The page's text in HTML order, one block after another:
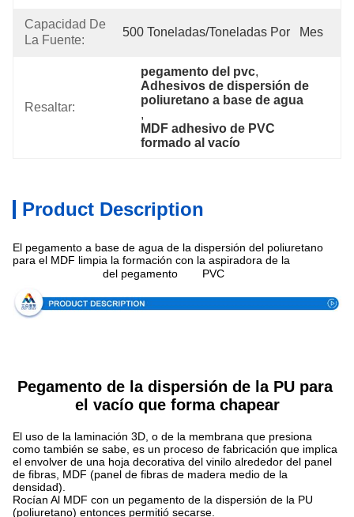
Capacidad De
La Fuente:
500 Toneladas/toneladas Por   Mes
Resaltar:
pegamento del pvc,
Adhesivos de dispersión de
poliuretano a base de agua
,
MDF adhesivo de PVC
formado al vacío
Product Description
El pegamento a base de agua de la dispersión del poliuretano
para el MDF limpia la formación con la aspiradora de la
del pegamento PVC
Pegamento de la dispersión de la PU para
el vacío que forma chapear
El uso de la laminación 3D, o de la membrana que presiona
como también se sabe, es un proceso de fabricación que implica
el envolver de una hoja decorativa del vinilo alrededor del panel
de fibras, MDF (panel de fibras de madera medio de la
densidad).
Rocían Al MDF con un pegamento de la dispersión de la PU
(poliuretano) entonces permitió secarse.